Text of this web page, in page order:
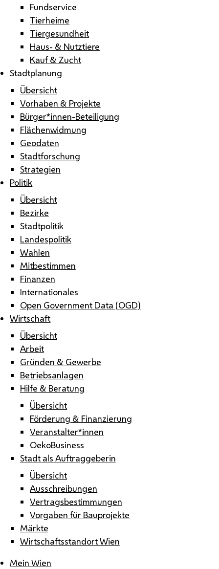
Fundservice
Tierheime
Tiergesundheit
Haus- & Nutztiere
Kauf & Zucht
Stadtplanung
Übersicht
Vorhaben & Projekte
Bürger*innen-Beteiligung
Flächenwidmung
Geodaten
Stadtforschung
Strategien
Politik
Übersicht
Bezirke
Stadtpolitik
Landespolitik
Wahlen
Mitbestimmen
Finanzen
Internationales
Open Government Data (OGD)
Wirtschaft
Übersicht
Arbeit
Gründen & Gewerbe
Betriebsanlagen
Hilfe & Beratung
Übersicht
Förderung & Finanzierung
Veranstalter*innen
OekoBusiness
Stadt als Auftraggeberin
Übersicht
Ausschreibungen
Vertragsbestimmungen
Vorgaben für Bauprojekte
Märkte
Wirtschaftsstandort Wien
Mein Wien